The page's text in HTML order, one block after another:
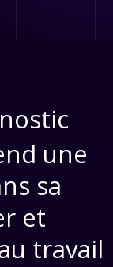
une
sa
et
travail